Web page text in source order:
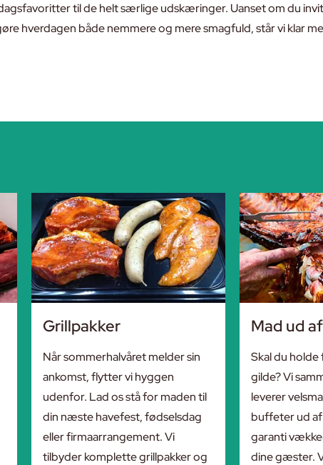
til de helt særlige udskæringer. Uanset om du
hverdagen både nemmere og mere smagfuld, står vi klar
Grillpakker
Når sommerhalvåret melder sin
ankomst, flytter vi hyggen
udenfor. Lad os stå for maden til
din næste havefest, fødselsdag
eller firmaarrangement. Vi
tilbyder komplette grillpakker og
Mad ud
Skal du
gilde? Vi
leverer
buffeter ud
garanti
dine gæster.